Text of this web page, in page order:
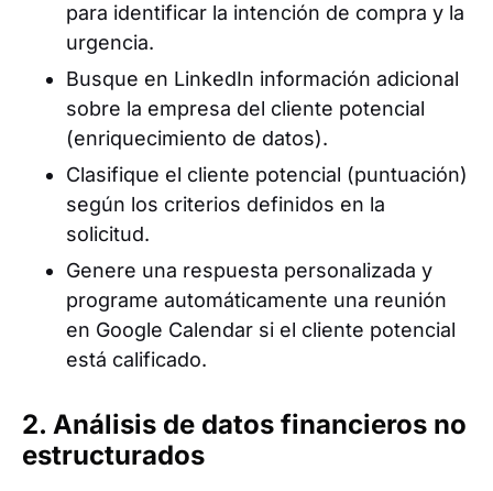
para identificar la intención de compra y la
urgencia.
Busque en LinkedIn información adicional
sobre la empresa del cliente potencial
(enriquecimiento de datos).
Clasifique el cliente potencial (puntuación)
según los criterios definidos en la
solicitud.
Genere una respuesta personalizada y
programe automáticamente una reunión
en Google Calendar si el cliente potencial
está calificado.
2. Análisis de datos financieros no
estructurados